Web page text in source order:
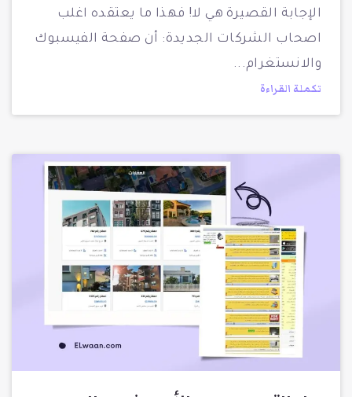
الإجابة القصيرة هي لا! فهذا ما يعتقده اغلب
اصحاب الشركات الجديدة: أن صفحة الفيسبوك
والانستغرام
تكملة القراءة